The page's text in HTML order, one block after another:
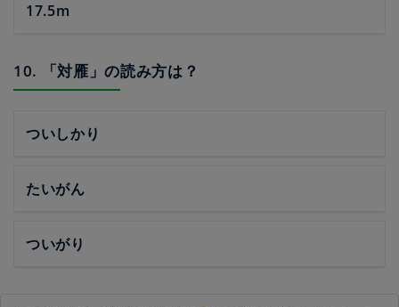
17.5m
10. 「対雁」の読み方は？
ついしかり
たいがん
ついがり